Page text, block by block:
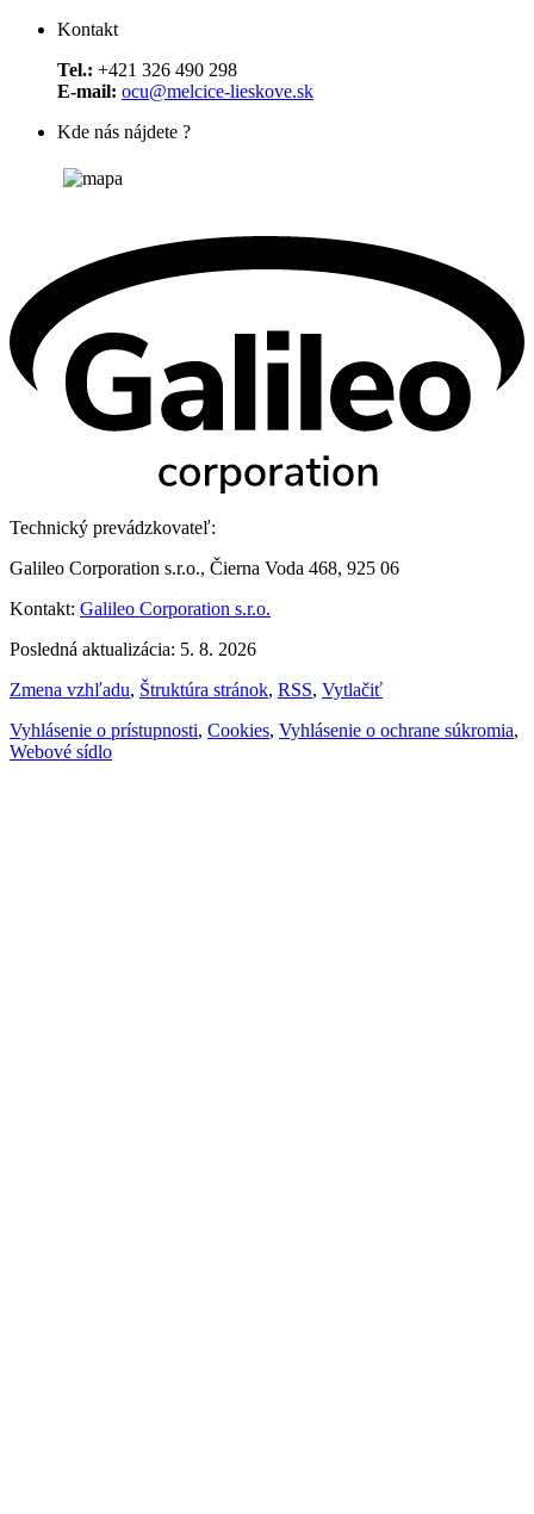
Kontakt
Tel.: +421 326 490 298
E-mail: ocu@melcice-lieskove.sk
Kde nás nájdete ?
Technický prevádzkovateľ:
Galileo Corporation s.r.o., Čierna Voda 468, 925 06
Kontakt: Galileo Corporation s.r.o.
Posledná aktualizácia: 5. 8. 2026
Zmena vzhľadu, Štruktúra stránok, RSS, Vytlačiť
Vyhlásenie o prístupnosti, Cookies, Vyhlásenie o ochrane súkromia,
Webové sídlo